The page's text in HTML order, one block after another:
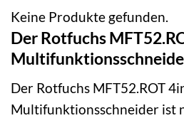
Keine Produkte gefunden.
Der Rotfuchs
Der Rotfuchs MFT52.ROT
Multifunktionsschneider ist